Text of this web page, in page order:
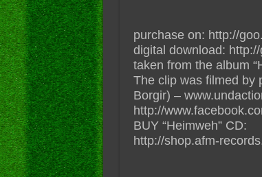
purchase on: http://
digital download:
taken from the album
The clip was filmed by
Borgir) –
http://
BUY “Heimweh” CD:
http://shop.afm-